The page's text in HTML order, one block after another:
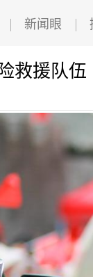
新闻眼
救援队伍